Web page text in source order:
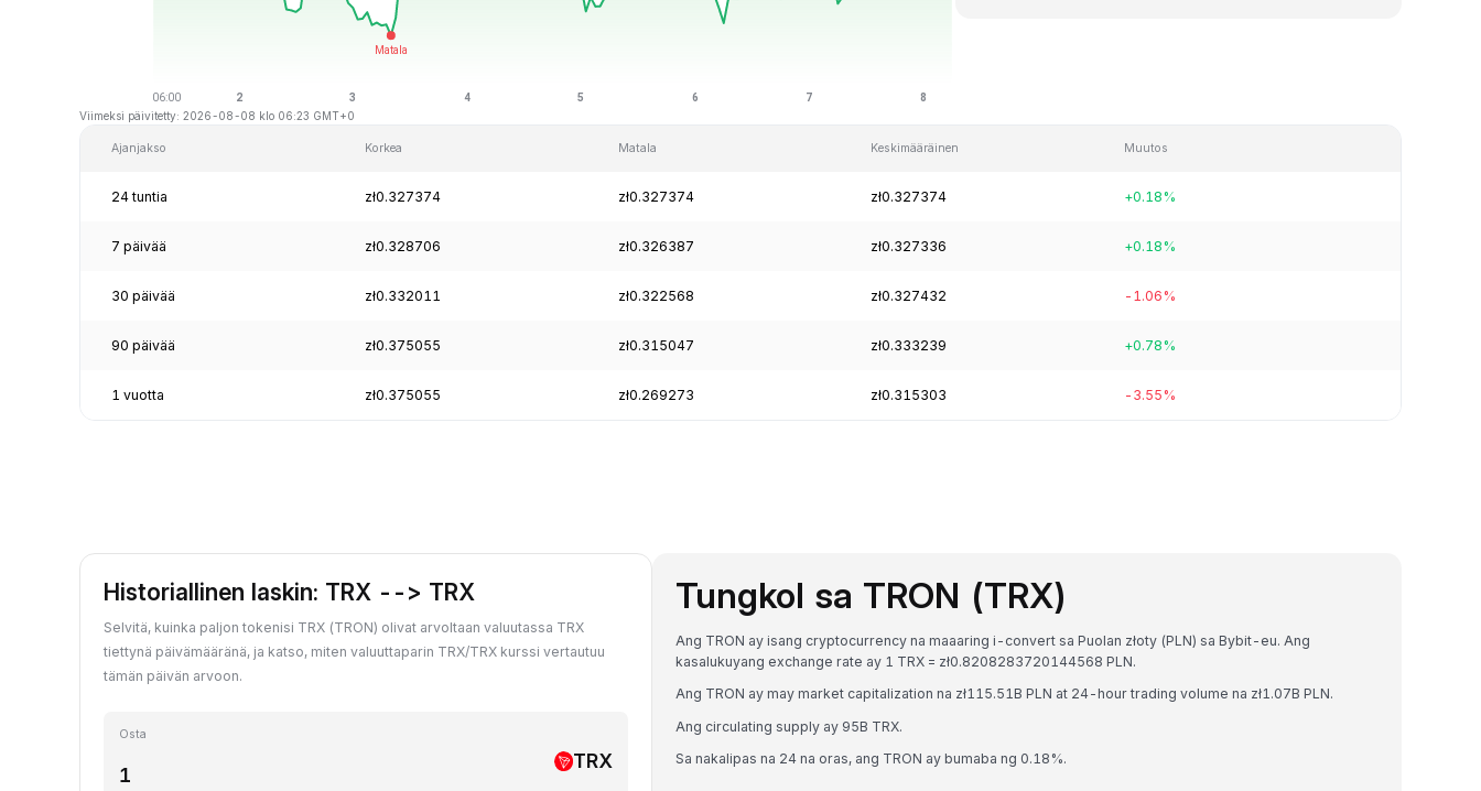
Viimeksi päivitetty: 2026-08-08 klo 06:23 GMT+0
Ajanjakso Korkea Matala Keskimääräinen Muutos
24 tuntia zł0.327374 zł0.327374 zł0.327374 +0.18%
7 päivää zł0.328706 zł0.326387 zł0.327336 +0.18%
30 päivää zł0.332011 zł0.322568 zł0.327432 -1.06%
90 päivää zł0.375055 zł0.315047 zł0.333239 +0.78%
1 vuotta zł0.375055 zł0.269273 zł0.315303 -3.55%
Historiallinen laskin: TRX --> TRX
Selvitä, kuinka paljon tokenisi TRX (TRON) olivat arvoltaan valuutassa TRX
tiettynä päivämääränä, ja katso, miten valuuttaparin TRX/TRX kurssi vertautuu
tämän päivän arvoon.
Osta
TRX
Tungkol sa TRON (TRX)
Ang TRON ay isang cryptocurrency na maaaring i-convert sa Puolan złoty (PLN) sa Bybit-eu. Ang
kasalukuyang exchange rate ay 1 TRX = zł0.8208283720144568 PLN.
Ang TRON ay may market capitalization na zł115.51B PLN at 24-hour trading volume na zł1.07B PLN.
Ang circulating supply ay 95B TRX.
Sa nakalipas na 24 na oras, ang TRON ay bumaba ng 0.18%.